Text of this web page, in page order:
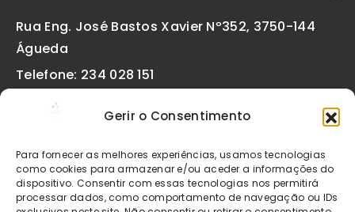
Gerir o Consentimento
Para fornecer as melhores experiências, usamos tecnologias
como cookies para armazenar e/ou aceder a informações do
dispositivo. Consentir com essas tecnologias nos permitirá
processar dados, como comportamento de navegação ou IDs
Rua Eng. José Bastos Xavier Nº352, 3750-144
Águeda
Telefone: 234 028 151
geral@etiquetas-online.pt
Os preços indicados incluem IVA à taxa legal em vigor. Todos